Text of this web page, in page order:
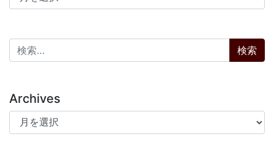
検索:
Archives
Archives